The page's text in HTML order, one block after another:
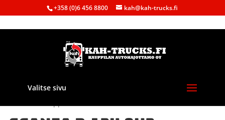
+358 (0)6 456 8800 kah@kah-trucks.fi
Valitse sivu